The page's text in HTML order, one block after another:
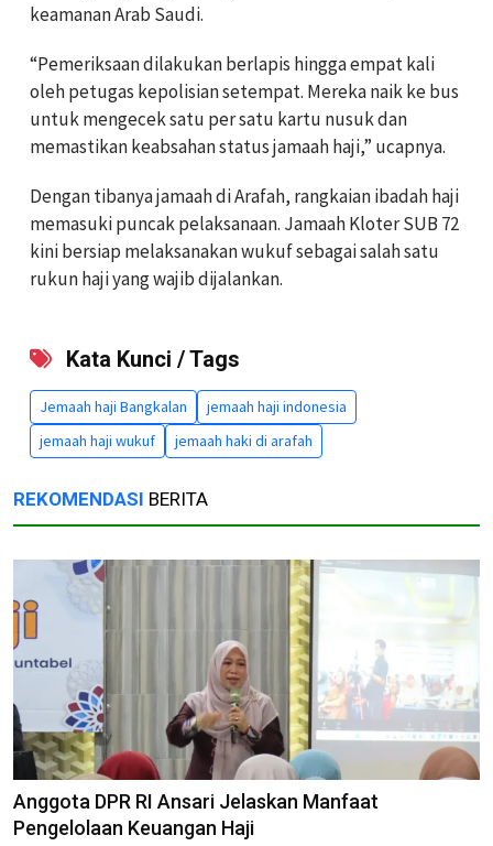
keamanan Arab Saudi.
“Pemeriksaan dilakukan berlapis hingga empat kali
oleh petugas kepolisian setempat. Mereka naik ke bus
untuk mengecek satu per satu kartu nusuk dan
memastikan keabsahan status jamaah haji,” ucapnya.
Dengan tibanya jamaah di Arafah, rangkaian ibadah haji
memasuki puncak pelaksanaan. Jamaah Kloter SUB 72
kini bersiap melaksanakan wukuf sebagai salah satu
rukun haji yang wajib dijalankan.
Kata Kunci / Tags
Jemaah haji Bangkalan
jemaah haji indonesia
jemaah haji wukuf
jemaah haki di arafah
REKOMENDASI BERITA
Anggota DPR RI Ansari Jelaskan Manfaat
Pengelolaan Keuangan Haji